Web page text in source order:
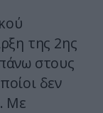
της 2ης
στους
δεν
Με